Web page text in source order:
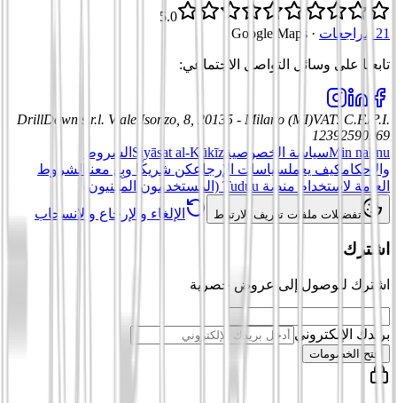
5.0
21 مراجعات
·
Google Maps
تابعنا على وسائل التواصل الاجتماعي:
DrillDown s.r.l. Viale Isonzo, 8, 20135 - Milano (MI)VAT: C.F./P.I.
12392590969
Min nahnuسياسة الخصوصية Siyāsat al-Kūkīz الشروط
والأحكامكيف يعملسياسات الإرجاعكن شريكًا وبِع معنا
الشروط
العامة لاستخدام منصة Tuduu (المستخدمون المهنيون)
تفضيلات ملفات تعريف الارتباط الإلغاء والإرجاع والانسحاب
اشترك
اشترك للوصول إلى عروض حصرية
بريدك الإلكتروني
افتح الخصومات